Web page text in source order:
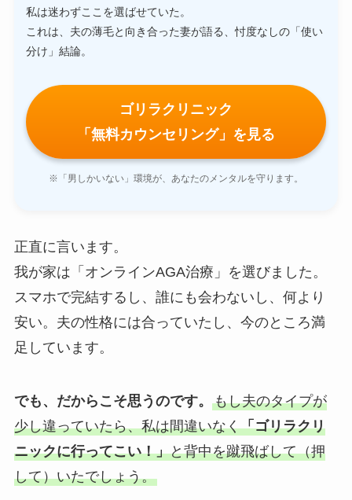
私は迷わずここを選ばせていた。
これは、夫の薄毛と向き合った妻が語る、忖度なしの「使い
分け」結論。
ゴリラクリニック
「無料カウンセリング」を見る
※「男しかいない」環境が、あなたのメンタルを守ります。
正直に言います。
我が家は「オンラインAGA治療」を選びました。
スマホで完結するし、誰にも会わないし、何より
安い。夫の性格には合っていたし、今のところ満
足しています。
でも、だからこそ思うのです。 もし夫のタイプが
少し違っていたら、私は間違いなく「ゴリラクリ
ニックに行ってこい！」と背中を蹴飛ばして（押
して）いたでしょう。